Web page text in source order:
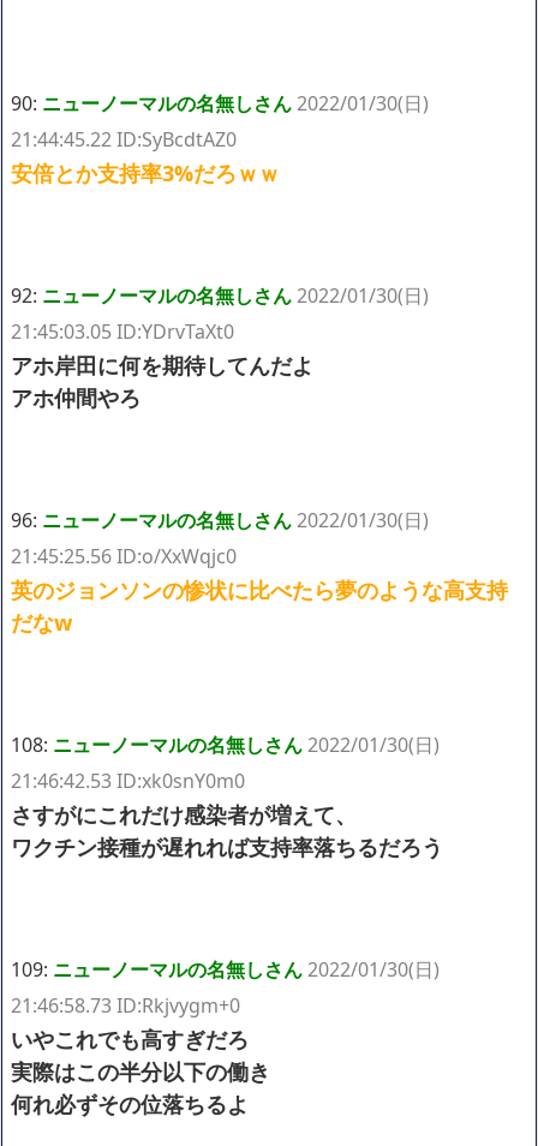
90: ニューノーマルの名無しさん2022/01/30(日)
21:44:45.22 ID:SyBcdtAZ0
安倍とか支持率3%だろｗｗ
92: ニューノーマルの名無しさん2022/01/30(日)
21:45:03.05 ID:YDrvTaXt0
アホ岸田に何を期待してんだよ
アホ仲間やろ
96: ニューノーマルの名無しさん2022/01/30(日)
21:45:25.56 ID:o/XxWqjc0
英のジョンソンの惨状に比べたら夢のような高支持
だなw
108: ニューノーマルの名無しさん2022/01/30(日)
21:46:42.53 ID:xk0snY0m0
さすがにこれだけ感染者が増えて、
ワクチン接種が遅れれば支持率落ちるだろう
109: ニューノーマルの名無しさん2022/01/30(日)
21:46:58.73 ID:Rkjvygm+0
いやこれでも高すぎだろ
実際はこの半分以下の働き
何れ必ずその位落ちるよ